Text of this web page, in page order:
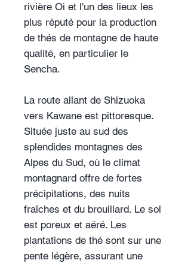
rivière Oi et l'un des lieux les
plus réputé pour la production
de thés de montagne de haute
qualité, en particulier le
Sencha.
La route allant de Shizuoka
vers Kawane est pittoresque.
Située juste au sud des
splendides montagnes des
Alpes du Sud, où le climat
montagnard offre de fortes
précipitations, des nuits
fraîches et du brouillard. Le sol
est poreux et aéré. Les
plantations de thé sont sur une
pente légère, assurant une